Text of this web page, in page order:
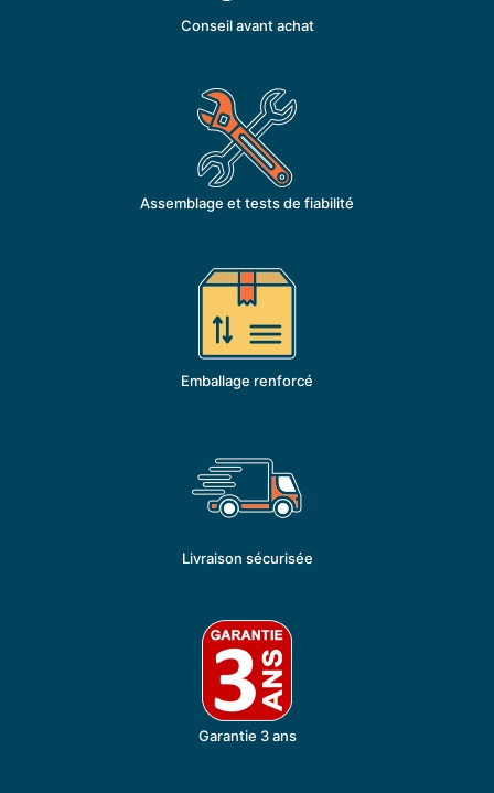
Conseil avant achat
Assemblage et tests de fiabilité
Emballage renforcé
Livraison sécurisée
Garantie 3 ans